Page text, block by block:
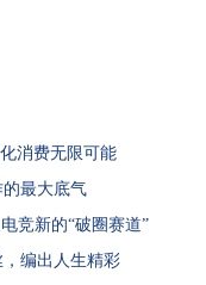
消费无限可能
最大底气
竞新的“破圈赛道”
编出人生精彩